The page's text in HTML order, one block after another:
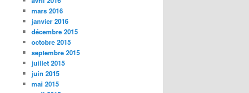
mars 2016
janvier 2016
décembre 2015
octobre 2015
septembre 2015
juillet 2015
juin 2015
mai 2015